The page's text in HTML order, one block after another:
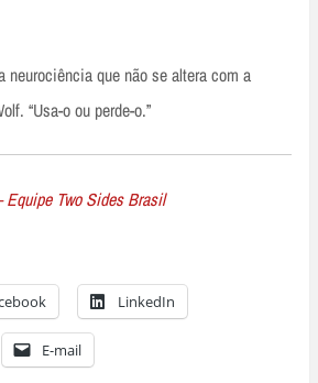
neurociência que não se altera com a
“Usa-o ou perde-o.”
Equipe Two Sides Brasil
LinkedIn
E-mail